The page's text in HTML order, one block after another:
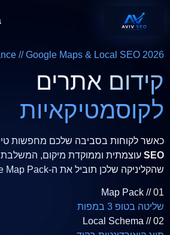
// Google Maps & Local SEO 2026
קידום אתרים
לקוסמטיקאיות
כאשר לקוחות בסביבה שלכם מחפשות
SEO
שהקליניקה שלכן תוביל את ה-Google Map Pack ותשלוט ברדיוס האזורי באופן מוחלט.
01 // Map Pack
שליטה בטופ 3 במפות
02 // Local Schema